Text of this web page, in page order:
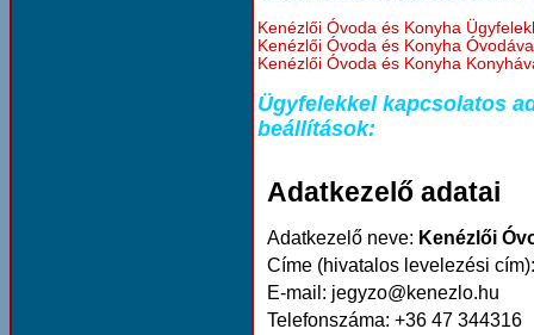
Kenézlői Óvoda és Konyha
Kenézlői Óvoda és Konyha
Kenézlői Óvoda és Konyha
Ügyfelekkel kapcsolatos
beállítások: